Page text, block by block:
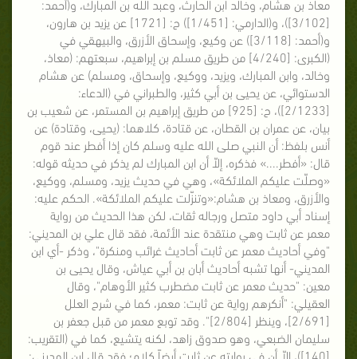
[3/102])، و(الدارمي: [1/451]) ح: [1721] عن يزيد بن هارون،
و(أحمد: [3/118]) عن وكيع، وإسحاق الأزرق، والبيهقي في
(الكبرى: [4/240] من طريق مسلم بن إبراهيم، سبعتهم: (معاذ،
وخالد، وابن المبارك، ويزيد، ووكيع، وإسحاق، ومسلم) عن هشام
الدستوائي، عن يحيى بن أبي كثير، والطبراني في (الدعاء:
[2/1233])، ح: [925] من طريق إبراهيم بن المستمر، عن شعيب بن
بيان، عن عمران بن القطان، عن قتادة، كلاهما: (يحيى، وقتادة) عن
أنس بلفظ: أن النبي صلى الله عليه وسلم كان إذا أفطر عند قوم
قال: «أفطر....» فذكره، إلاّ أن ابن المبارك لم يذكر في حديثه قوله:
«وصلّت عليكم الملائكة»، وهي في حديث يزيد، ومسلم، ووكيع،
والأزرق، ومعاذ بن هشام:«وتنزّلت عليكم الملائكة». الحكم عليه:
إسناد أبي داود متصل ورجاله ثقات، لكن هذا الحديث من رواية
معمر عن ثابت وهي منتقدة عند الأئمة، فقد قال علي بن المديني:
"وفي أحاديث معمر عن ثابت أحاديث غرائب ومنكرة"، وذكر -أي ابن
المديني- أنها تشبه أحاديث أبان بن أبي عياش، وقال يحيى بن
معين: "حديث معمر عن ثابت مضطرب كثير الأوهام"، وقال
العقيلي: "أنكرهم رواية عن ثابت: معمر، كما في شرح العلل
[2/691]، وينظر [2/804]". وقد توبع معمر من قبل جعفر بن
سليمان الضبعي، وهو صدوق زاهد، لكنه يتشيع، كما في (التقريب:
[140])، إلاّ أن في روايته عن ثابت أيضاً كلام؛ فقد قال ابن المديني: